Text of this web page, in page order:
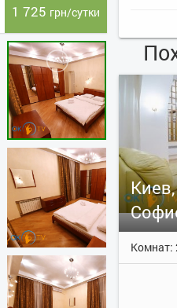
1 725 грн/сутки
Комнат: